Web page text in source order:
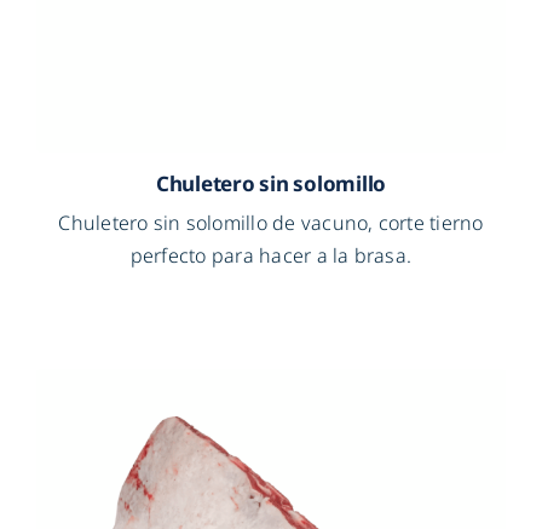
Chuletero sin solomillo
Chuletero sin solomillo de vacuno, corte tierno
perfecto para hacer a la brasa.